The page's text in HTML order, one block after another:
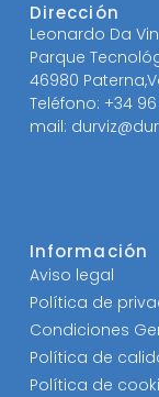
Dirección
Leonardo Da
Parque
46980
Teléfono: +34 96
mail:
Información
Aviso legal
Política de
Condiciones
Política de
Política de